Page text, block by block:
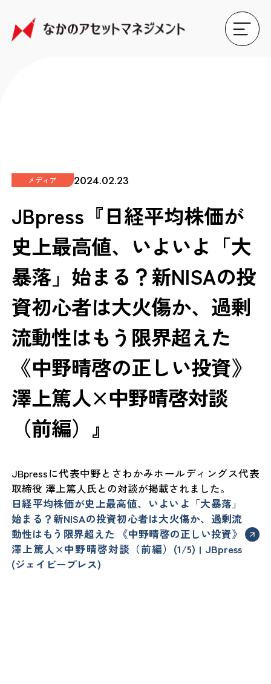
メディア 2024.02.23
JBpress『日経平均株価が
史上最高値、いよいよ「大
暴落」始まる？新NISAの投
資初心者は大火傷か、過剰
流動性はもう限界超えた
《中野晴啓の正しい投資》
澤上篤人×中野晴啓対談
（前編）』
JBpressに代表中野とさわかみホールディングス代表
取締役 澤上篤人氏との対談が掲載されました。
日経平均株価が史上最高値、いよいよ「大暴落」
始まる？新NISAの投資初心者は大火傷か、過剰流
動性はもう限界超えた 《中野晴啓の正しい投資》
澤上篤人×中野晴啓対談（前編）(1/5) | JBpress
(ジェイビープレス)